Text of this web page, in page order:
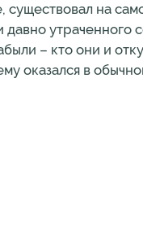
на
утраченного
– кто они и
оказался в